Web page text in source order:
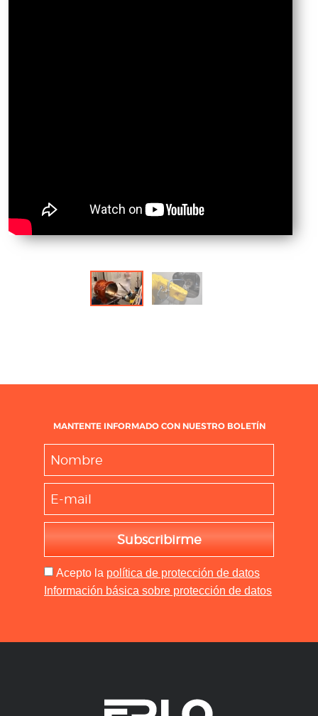
MANTENTE INFORMADO CON NUESTRO BOLETÍN
Subscribirme
Acepto la política de protección de datos
Información básica sobre protección de datos